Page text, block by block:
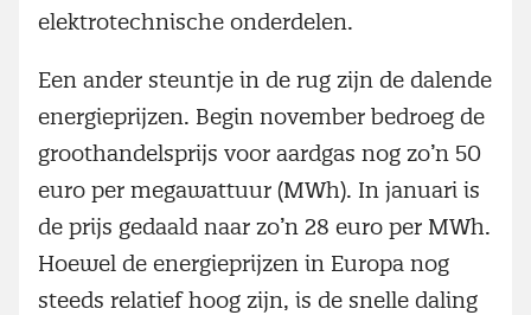
elektrotechnische onderdelen.
Een ander steuntje in de rug zijn de dalende
energieprijzen. Begin november bedroeg de
groothandelsprijs voor aardgas nog zo’n 50
euro per megawattuur (MWh). In januari is
de prijs gedaald naar zo’n 28 euro per MWh.
Hoewel de energieprijzen in Europa nog
steeds relatief hoog zijn, is de snelle daling